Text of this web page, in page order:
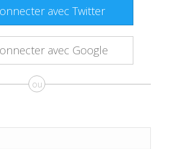
avec Twitter
avec Google
ou